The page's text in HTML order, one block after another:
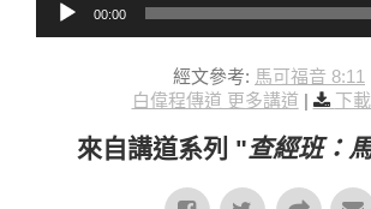
00:00
經文參考: 馬可福音 8:11
白偉程傳道 更多講道 | 下
來自講道系列 "查經班：